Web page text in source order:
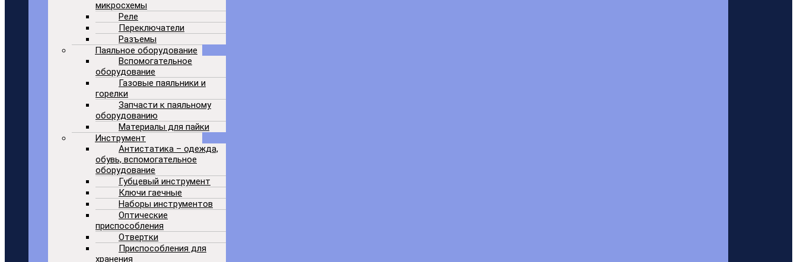
микросхемы
Реле
Переключатели
Разъемы
Паяльное оборудование
Вспомогательное
оборудование
Газовые паяльники и
горелки
Запчасти к паяльному
оборудованию
Материалы для пайки
Инструмент
Антистатика – одежда,
обувь, вспомогательное
оборудование
Губцевый инструмент
Ключи гаечные
Наборы инструментов
Оптические
приспособления
Отвертки
Приспособления для
хранения